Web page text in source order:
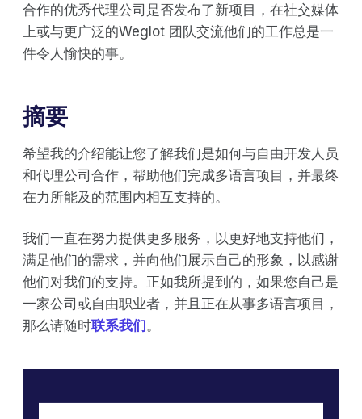
合作的优秀代理公司是否发布了新项目，在社交媒体
上或与更广泛的Weglot 团队交流他们的工作总是一
件令人愉快的事。
摘要
希望我的介绍能让您了解我们是如何与自由开发人员
和代理公司合作，帮助他们完成多语言项目，并最终
在力所能及的范围内相互支持的。
我们一直在努力提供更多服务，以更好地支持他们，
满足他们的需求，并向他们展示自己的形象，以感谢
他们对我们的支持。正如我所提到的，如果您自己是
一家公司或自由职业者，并且正在从事多语言项目，
那么请随时联系我们。